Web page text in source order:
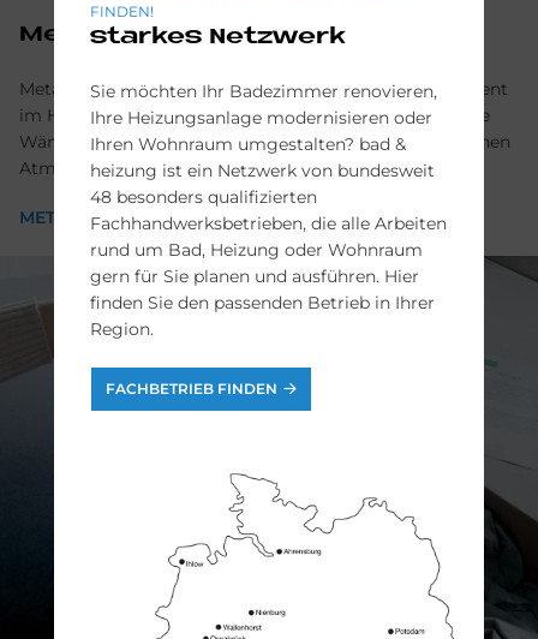
Meta
Meta überzeugt mit minimalistischem Design, das dezent
im Hintergrund bleibt. So lassen sich helle Hölzer, weiße
Wände und verschiedene Materialien zu einer freundlichen
Atmosphäre kombinieren.
META
FINDEN!
starkes Netzwerk
Sie möchten Ihr Badezimmer renovieren,
Ihre Heizungsanlage modernisieren oder
Ihren Wohnraum umgestalten? bad &
heizung ist ein Netzwerk von bundesweit
48 besonders qualifizierten
Fachhandwerksbetrieben, die alle Arbeiten
rund um Bad, Heizung oder Wohnraum
gern für Sie planen und ausführen. Hier
finden Sie den passenden Betrieb in Ihrer
Region.
FACHBETRIEB FINDEN